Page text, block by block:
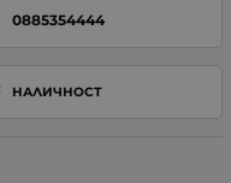
0885354444
НАЛИЧНОСТ